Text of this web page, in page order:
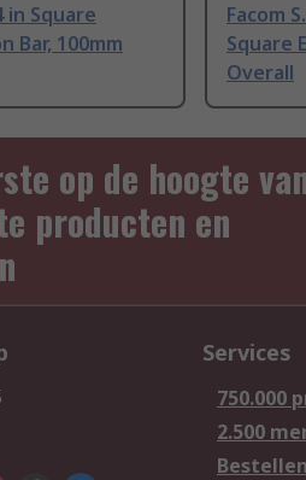
in Square
Bar, 100mm
Facom
Square
Overall
op de hoogte
producten en
Services
750.000
2.500
Bestellen